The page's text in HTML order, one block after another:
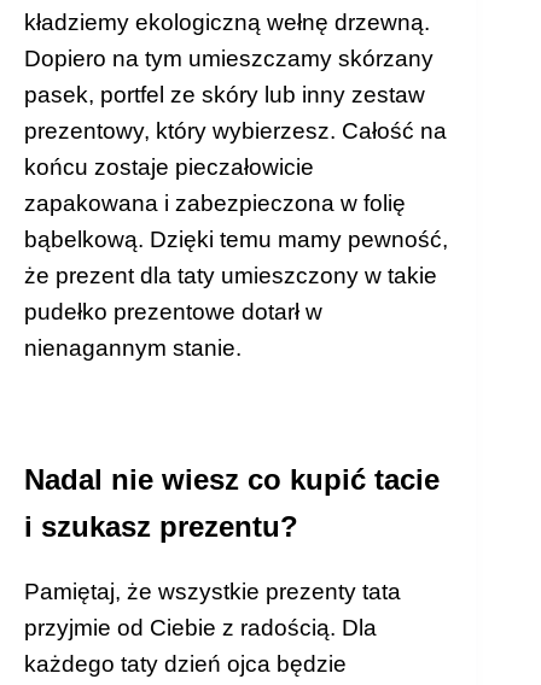
kładziemy ekologiczną wełnę drzewną.
Dopiero na tym umieszczamy skórzany
pasek, portfel ze skóry lub inny zestaw
prezentowy, który wybierzesz. Całość na
końcu zostaje pieczałowicie
zapakowana i zabezpieczona w folię
bąbelkową. Dzięki temu mamy pewność,
że prezent dla taty umieszczony w takie
pudełko prezentowe dotarł w
nienagannym stanie.
Nadal nie wiesz co kupić tacie
i szukasz prezentu?
Pamiętaj, że wszystkie prezenty tata
przyjmie od Ciebie z radością. Dla
każdego taty dzień ojca będzie